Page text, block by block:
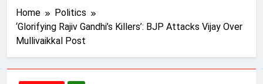
Home
Politics
‘Glorifying Rajiv Gandhi’s Killers’: BJP Attacks Vijay Over
Mullivaikkal Post